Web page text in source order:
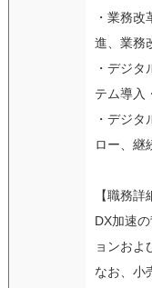
・業務
進、業務
・デジ
テム導入
・デジ
ロー、継
【職務詳
DX加速
ョンおよ
なお、小